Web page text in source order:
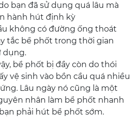
bạn đã sử dụng quá lâu mà
hành hút định kỳ
không có đường ống thoát
tắc bể phốt trong thời gian
dụng.
bể phốt bị đầy còn do thói
vệ sinh vào bồn cầu quá nhiều
Lâu ngày nó cũng là một
nhân làm bể phốt nhanh
phải hút bể phốt sớm.